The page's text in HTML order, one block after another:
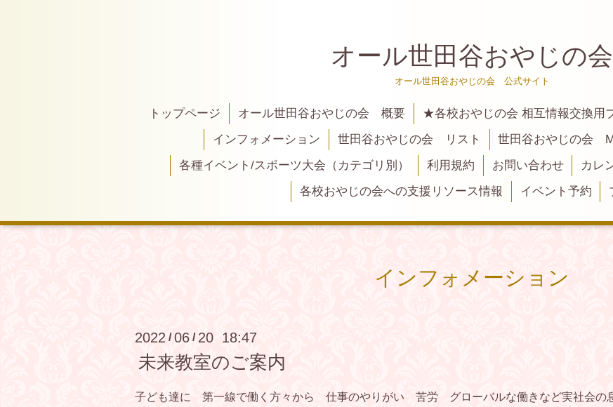
オール世田谷おやじの会
オール世田谷おやじの会 公式サイト
トップページ オール世田谷おやじの会 概要 ★各校おやじの会 相互情報交換用
インフォメーション
世田谷おやじの会 リスト 世田谷おやじの会
各種イベント/スポーツ大会（カテゴリ別）
利用規約 お問い合わせ カレ
各校おやじの会への支援リソース情報
イベント予約
インフォメーション
2022 /06 / 20 18:47
未来教室のご案内
子ども達に 第一線で働く方々から 仕事のやりがい 苦労 グローバルな働きなど実社会の息